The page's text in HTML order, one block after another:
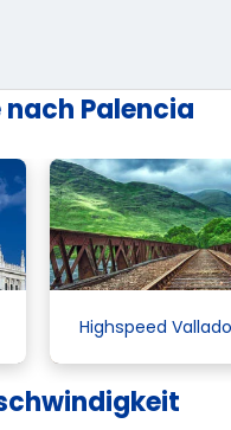
Palencia
Highspeed